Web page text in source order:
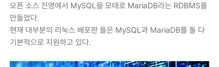
오픈 소스 진영에서 MySQL을 모태로 MariaDB라는 RDBMS를
만들었다.
현재 대부분의 리눅스 배포판 들은 MySQL과 MariaDB를 둘 다
기본적으로 지원하고 있다.